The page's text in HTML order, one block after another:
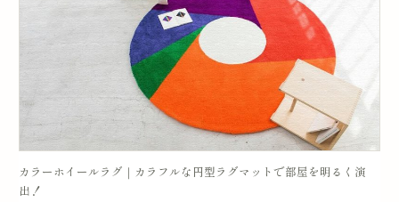
カラーホイールラグ｜カラフルな円型ラグマットで部屋を明るく演
出！